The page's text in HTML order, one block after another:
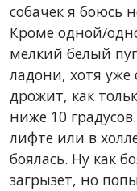
собачек я боюсь
Кроме одной/
мелкий белый
ладони, хотя
дрожит, как
ниже 10
лифте или в
боялась. Ну как
загрызет, но